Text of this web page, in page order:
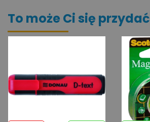
To może Ci się przydać